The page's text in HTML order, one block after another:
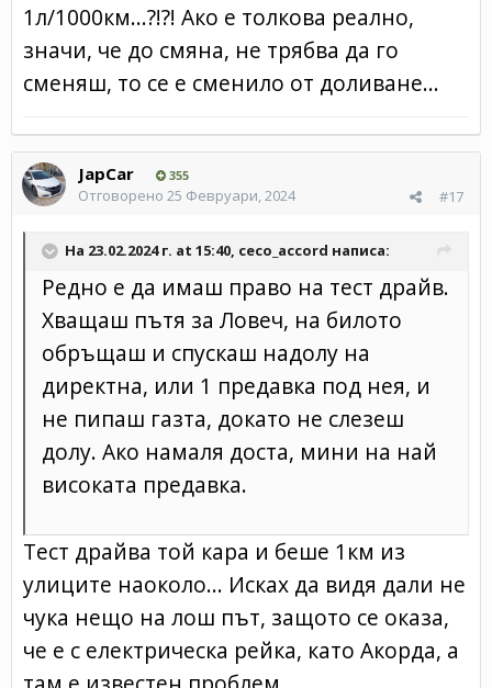
1л/1000км...?!?! Ако е толкова реално,
значи, че до смяна, не трябва да го
сменяш, то се е сменило от доливане...
JapCar 355
#17
Отговорено 25 Февруари, 2024
На 23.02.2024 г. at 15:40, ceco_accord написа:
Редно е да имаш право на тест драйв.
Хващаш пътя за Ловеч, на билото
обръщаш и спускаш надолу на
директна, или 1 предавка под нея, и
не пипаш газта, докато не слезеш
долу. Ако намаля доста, мини на най
високата предавка.
Тест драйва той кара и беше 1км из
улиците наоколо... Исках да видя дали не
чука нещо на лош път, защото се оказа,
че е с електрическа рейка, като Акорда, а